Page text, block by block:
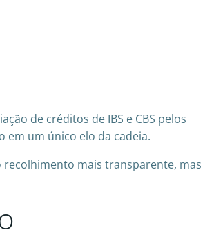
de créditos de IBS e CBS pelos
em um único elo da cadeia.
mais transparente, mas